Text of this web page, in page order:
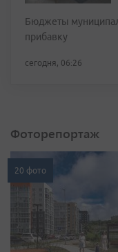
Бюджеты
прибавку
сегодня, 06:26
Фоторепортаж
20 фото